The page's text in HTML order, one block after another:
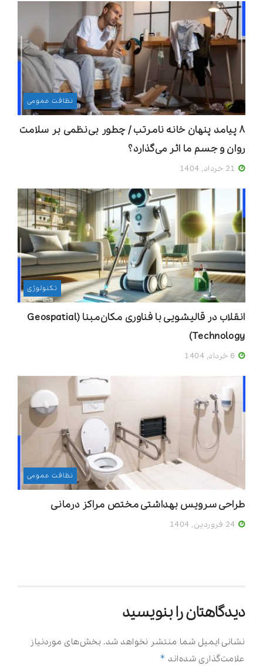
نظافت عمومی
۸ پیامد پنهان خانه‌ نامرتب / چطور بی‌نظمی‌ بر سلامت
روان و جسم ما اثر می‌گذارد؟
تکنولوژی
انقلاب در قالیشویی با فناوری مکان‌مبنا (Geospatial
Technology)
نظافت عمومی
طراحی سرویس بهداشتی مختص مراکز درمانی
دیدگاهتان را بنویسید
نشانی ایمیل شما منتشر نخواهد شد. بخش‌های موردنیاز
علامت‌گذاری شده‌اند *